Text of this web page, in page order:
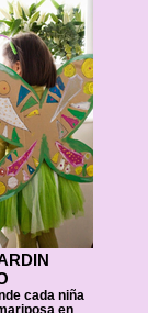
cada niña
en